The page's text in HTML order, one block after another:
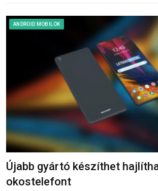
ANDROID MOBILOK
Újabb gyártó készíthet
okostelefont